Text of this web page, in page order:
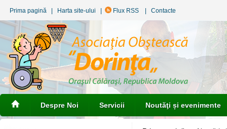
Prima pagină Harta site-ului Flux RSS Contacte
Despre Noi Servicii Noutăţi și evenimente